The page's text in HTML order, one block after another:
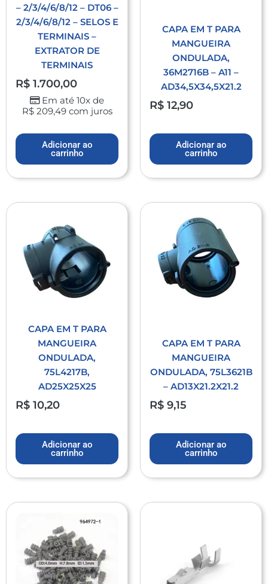
– 2/3/4/6/8/12 – DT06 –
2/3/4/6/8/12 – SELOS E
TERMINAIS –
EXTRATOR DE
TERMINAIS
R$ 1.700,00
Em até 10x de
R$209,49com juros
Adicionar ao
carrinho
CAPA EM T PARA
MANGUEIRA
ONDULADA,
36M2716B – A11 –
AD34,5X34,5X21.2
R$ 12,90
Adicionar ao
carrinho
CAPA EM T PARA
MANGUEIRA
ONDULADA,
75L4217B,
AD25X25X25
R$ 10,20
Adicionar ao
carrinho
CAPA EM T PARA
MANGUEIRA
ONDULADA, 75L3621B
– AD13X21.2X21.2
R$ 9,15
Adicionar ao
carrinho